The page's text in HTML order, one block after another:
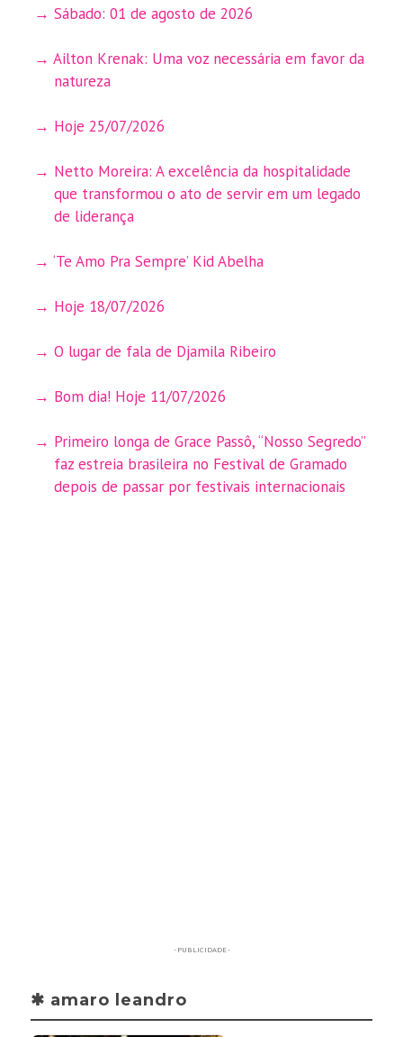
Sábado: 01 de agosto de 2026
Ailton Krenak: Uma voz necessária em favor da
natureza
Hoje 25/07/2026
Netto Moreira: A excelência da hospitalidade
que transformou o ato de servir em um legado
de liderança
‘Te Amo Pra Sempre’ Kid Abelha
Hoje 18/07/2026
O lugar de fala de Djamila Ribeiro
Bom dia! Hoje 11/07/2026
Primeiro longa de Grace Passô, “Nosso Segredo”
faz estreia brasileira no Festival de Gramado
depois de passar por festivais internacionais
- PUBLICIDADE -
✱ amaro leandro